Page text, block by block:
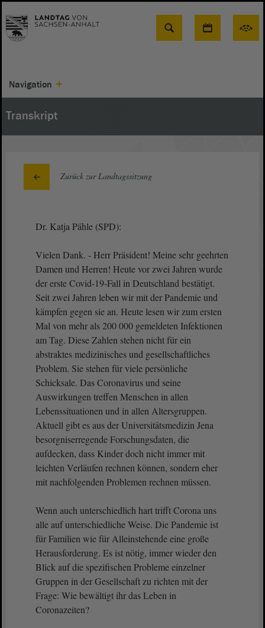
Suche
Navigation
Transkript
Zurück zur Landtagssitzung
Dr. Katja Pähle (SPD):
Vielen Dank. - Herr Präsident! Meine sehr geehrten
Damen und Herren! Heute vor zwei Jahren wurde
der erste Covid-19-Fall in Deutschland bestätigt.
Seit zwei Jahren leben wir mit der Pandemie und
kämpfen gegen sie an. Heute lesen wir zum ersten
Mal von mehr als 200 000 gemeldeten Infektionen
am Tag. Diese Zahlen stehen nicht für ein
abstraktes medizinisches und gesellschaftliches
Problem. Sie stehen für viele persönliche
Schicksale. Das Coronavirus und seine
Auswirkungen treffen Menschen in allen
Lebenssituationen und in allen Altersgruppen.
Aktuell gibt es aus der Universitätsmedizin Jena
besorgniserregende Forschungsdaten, die
aufdecken, dass Kinder doch nicht immer mit
leichten Verläufen rechnen können, sondern eher
mit nachfolgenden Problemen rechnen müssen.
Wenn auch unterschiedlich hart trifft Corona uns
alle auf unterschiedliche Weise. Die Pandemie ist
für Familien wie für Alleinstehende eine große
Herausforderung. Es ist nötig, immer wieder den
Blick auf die spezifischen Probleme einzelner
Gruppen in der Gesellschaft zu richten mit der
Frage: Wie bewältigt ihr das Leben in
Coronazeiten?